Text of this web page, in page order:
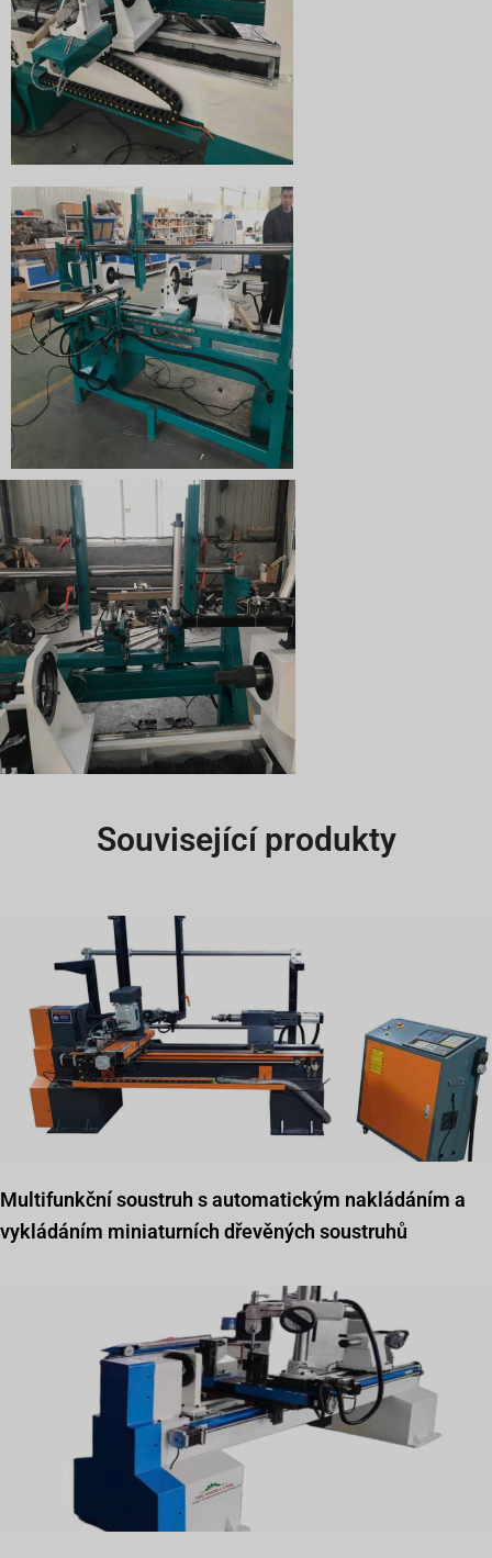
Související produkty
Multifunkční soustruh s automatickým nakládáním a
vykládáním miniaturních dřevěných soustruhů